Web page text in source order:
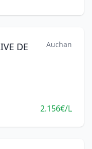
DE
Auchan
2.156€/L